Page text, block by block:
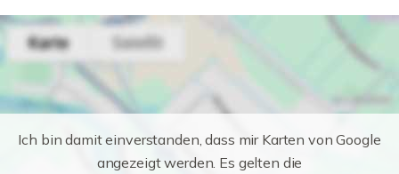
Ich bin damit einverstanden, dass mir Karten von Google
angezeigt werden. Es gelten die